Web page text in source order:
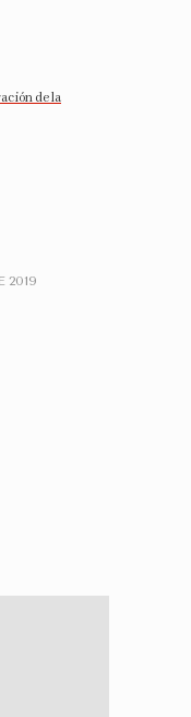
de la
2019